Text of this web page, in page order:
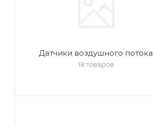
Датчики воздушного потока
18 товаров